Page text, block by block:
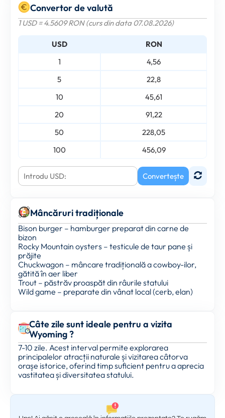
Convertor de valută
1 USD = 4.5609 RON (curs din data 07.08.2026)
USD
RON
1
4,56
5
22,8
10
45,61
20
91,22
50
228,05
100
456,09
Convertește
Mâncăruri tradiționale
Bison burger – hamburger preparat din carne de
bizon
Rocky Mountain oysters – testicule de taur pane și
prăjite
Chuckwagon – mâncare tradițională a cowboy-ilor,
gătită în aer liber
Trout – păstrăv proaspăt din râurile statului
Wild game – preparate din vânat local (cerb, elan)
Câte zile sunt ideale pentru a vizita
Wyoming ?
7-10 zile. Acest interval permite explorarea
principalelor atracții naturale și vizitarea câtorva
orașe istorice, oferind timp suficient pentru a aprecia
vastitatea și diversitatea statului.